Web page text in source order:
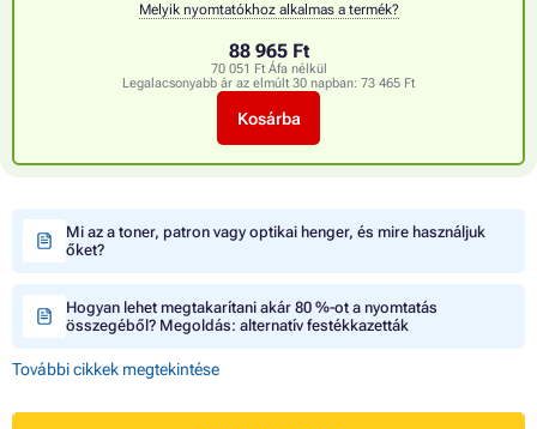
Melyik nyomtatókhoz alkalmas a termék?
88 965 Ft
70 051 Ft Áfa nélkül
Legalacsonyabb ár az elmúlt 30 napban: 73 465 Ft
Kosárba
Mi az a toner, patron vagy optikai henger, és mire használjuk
őket?
Hogyan lehet megtakarítani akár 80 %-ot a nyomtatás
összegéből? Megoldás: alternatív festékkazetták
További cikkek megtekintése